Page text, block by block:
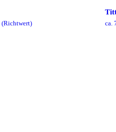
(Richtwert) ca.